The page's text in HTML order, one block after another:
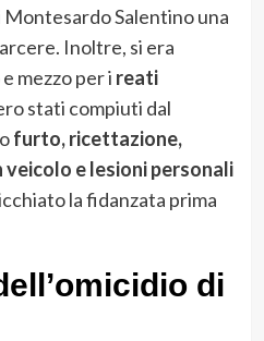
Salentino una
Inoltre, si era
mezzo per i reati
stati compiuti dal
furto, ricettazione,
e lesioni personali
la fidanzata prima
di